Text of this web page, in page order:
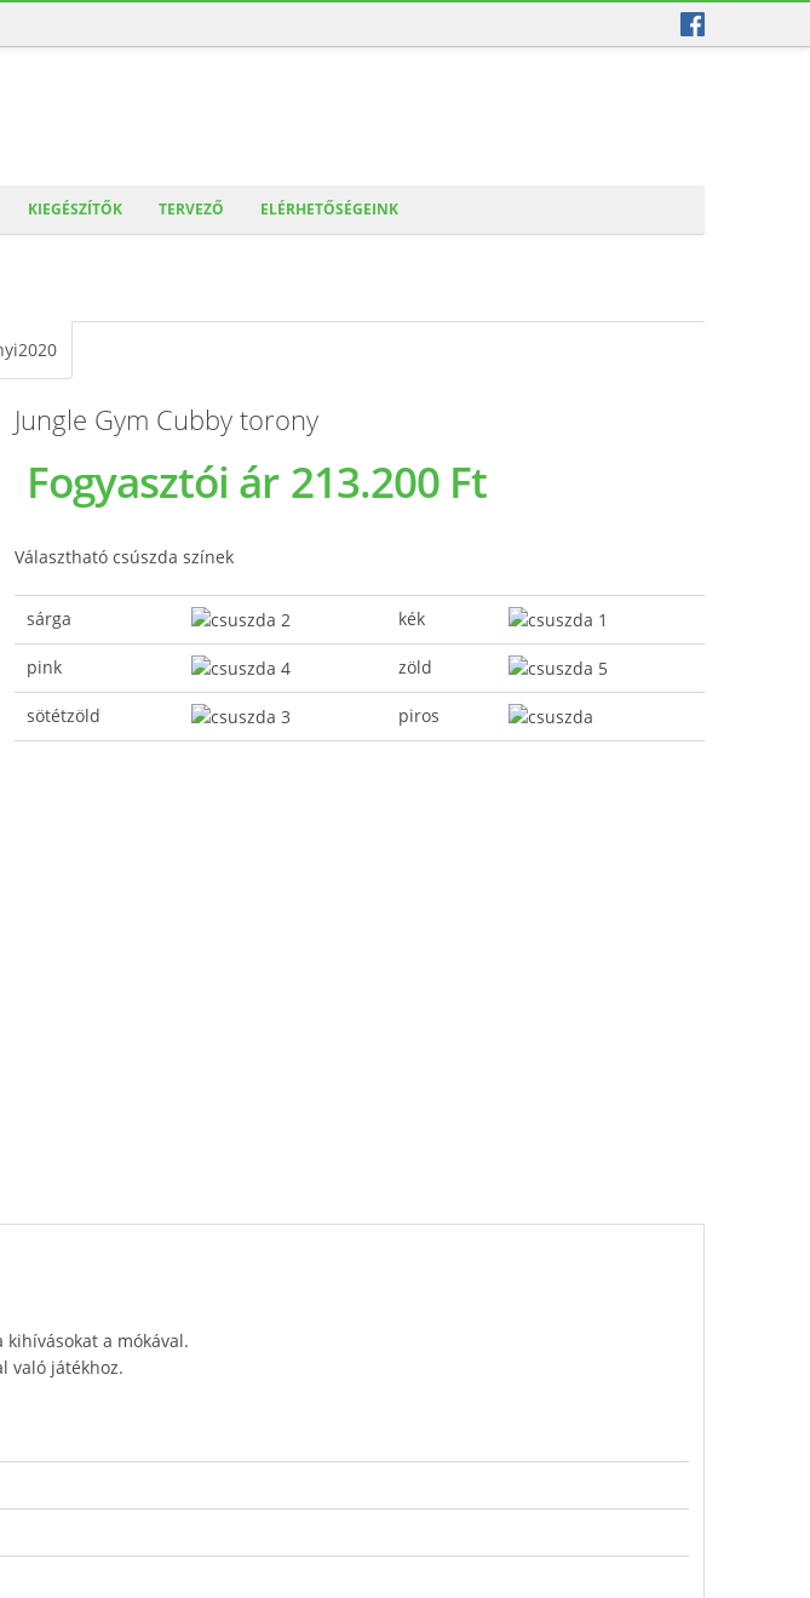
KIEGÉSZÍTŐK TERVEZŐ ELÉRHETŐSÉGEINK
Jungle Gym Cubby torony
Fogyasztói ár 213.200 Ft
Választható csúszda színek
sárga kék
pink zöld
sötétzöld piros
a mókával.
való játékhoz.